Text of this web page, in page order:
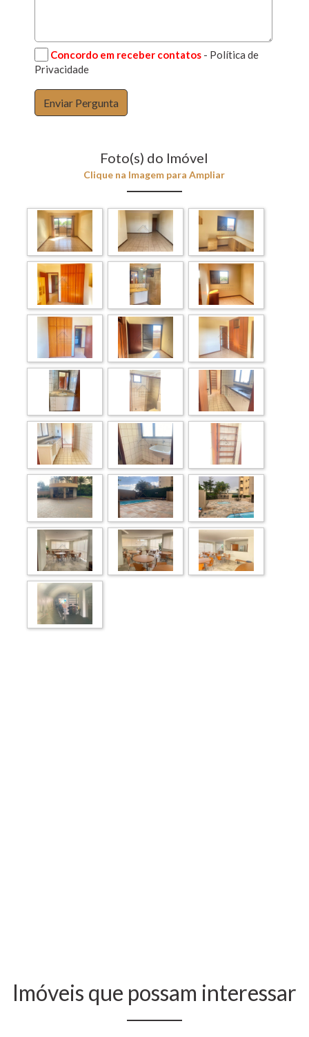
Concordo em receber contatos - Política de
Privacidade
Foto(s) do Imóvel
Clique na Imagem para Ampliar
Imóveis que possam interessar